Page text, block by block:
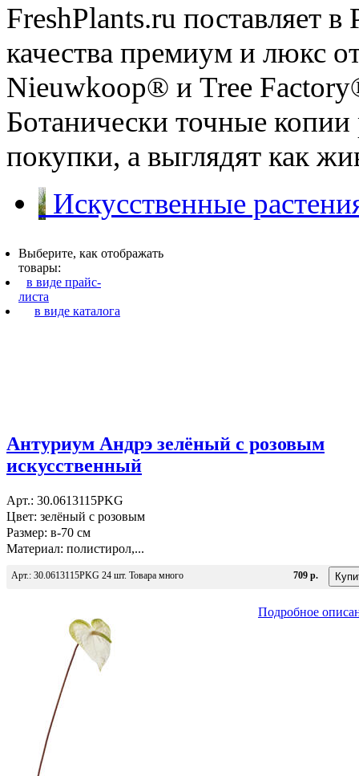
FreshPlants.ru поставляет
качества премиум и люкс
Nieuwkoop® и Tree
Ботанически точные
покупки, а выглядят как
Искусственные
Выберите, как отображать
товары:
в виде прайс-
листа
в виде каталога
Антуриум Андрэ зелёный с розовым
искусственный
Арт.: 30.0613115PKG
Цвет: зелёный с розовым
Размер: в-70 см
Материал: полистирол,...
Арт.: 30.0613115PKG 24 шт. Товара много 709 р.
Подробное